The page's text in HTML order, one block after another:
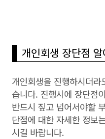
개인회생 장단점 알
개인회생을 진행하시더
습니다. 진행시에 장단점
반드시 짚고 넘어서야할
단점에 대한 자세한 정보
시길 바랍니다.